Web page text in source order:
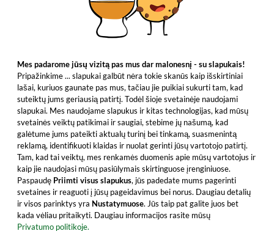
Mes padarome jūsų vizitą pas mus dar malonesnį - su slapukais!
Pripažinkime ... slapukai galbūt nėra tokie skanūs kaip išskirtiniai
lašai, kuriuos gaunate pas mus, tačiau jie puikiai sukurti tam, kad
suteiktų jums geriausią patirtį. Todėl šioje svetainėje naudojami
slapukai. Mes naudojame slapukus ir kitas technologijas, kad mūsų
svetainės veiktų patikimai ir saugiai, stebime jų našumą, kad
galėtume jums pateikti aktualų turinį bei tinkamą, suasmenintą
reklamą, identifikuoti klaidas ir nuolat gerinti jūsų vartotojo patirtį.
Tam, kad tai veiktų, mes renkamės duomenis apie mūsų vartotojus ir
kaip jie naudojasi mūsų pasiūlymais skirtinguose įrenginiuose.
Paspaudę Priimti visus slapukus, jūs padedate mums pagerinti
svetaines ir reaguoti į jūsų pageidavimus bei norus. Daugiau detalių
ir visos parinktys yra Nustatymuose. Jūs taip pat galite juos bet
kada vėliau pritaikyti. Daugiau informacijos rasite mūsų
Privatumo politikoje.